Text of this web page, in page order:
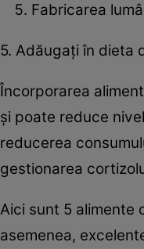
Fabricarea
5. Adăugați în dieta
Încorporarea
și poate reduce
reducerea
gestionarea
Aici sunt 5 alimente
asemenea,